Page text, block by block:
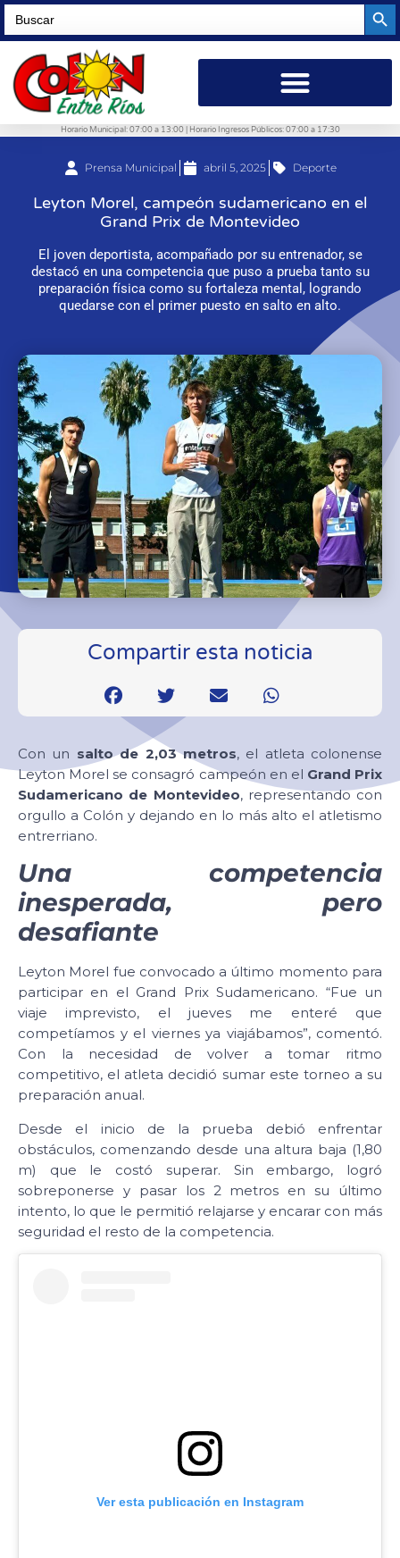
Search
for:
Horario Municipal: 07:00 a 13:00 | Horario Ingresos Públicos: 07:00 a 17:30
Prensa Municipal abril 5, 2025 Deporte
Leyton Morel, campeón sudamericano en el
Grand Prix de Montevideo
El joven deportista, acompañado por su entrenador, se
destacó en una competencia que puso a prueba tanto su
preparación física como su fortaleza mental, logrando
quedarse con el primer puesto en salto en alto.
Compartir esta noticia
Con un salto de 2,03 metros, el atleta colonense
Leyton Morel se consagró campeón en el Grand Prix
Sudamericano de Montevideo, representando con
orgullo a Colón y dejando en lo más alto el atletismo
entrerriano.
Una competencia
inesperada, pero
desafiante
Leyton Morel fue convocado a último momento para
participar en el Grand Prix Sudamericano. “Fue un
viaje imprevisto, el jueves me enteré que
competíamos y el viernes ya viajábamos”, comentó.
Con la necesidad de volver a tomar ritmo
competitivo, el atleta decidió sumar este torneo a su
preparación anual.
Desde el inicio de la prueba debió enfrentar
obstáculos, comenzando desde una altura baja (1,80
m) que le costó superar. Sin embargo, logró
sobreponerse y pasar los 2 metros en su último
intento, lo que le permitió relajarse y encarar con más
seguridad el resto de la competencia.
Ver esta publicación en Instagram